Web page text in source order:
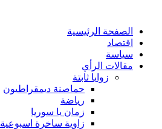
الصفحة الرئيسية
اقتصاد
سياسة
مقالات الرأي
زوايا ثابتة
حماصنة ديمقراطيون
رياضة
زمان يا سوريا
زاوية ساخرة اسبوعية